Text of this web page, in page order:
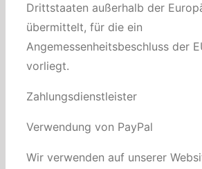
Drittstaaten außerhalb der
übermittelt, für die ein
Angemessenheitsbeschluss der
vorliegt.
Zahlungsdienstleister
Verwendung von PayPal
Wir verwenden auf unserer